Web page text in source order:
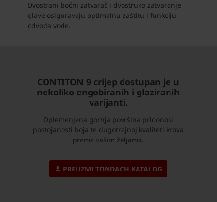
Dvostrani bočni zatvarač i dvostruko zatvaranje
glave osiguravaju optimalnu zaštitu i funkciju
odvoda vode.
CONTITON 9 crijep dostupan je u
nekoliko engobiranih i glaziranih
varijanti.
Oplemenjena gornja površina pridonosi
postojanosti boja te dugotrajnoj kvaliteti krova
prema vašim željama.
PREUZMI TONDACH KATALOG